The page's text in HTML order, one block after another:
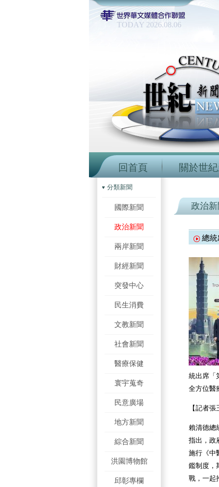
TODAY 2026.08.06
回首頁 關於世
分類新聞
國際新聞
政治新聞
兩岸新聞
財經新聞
突發中心
民生消費
文教新聞
社會新聞
醫療保健
寰宇蒐奇
民意廣場
地方新聞
綜合新聞
洪園博物館
邱彰專欄
政治
總
統出席「
全方位醫
【記者
賴清德總
指出，政
施行《中
鑑制度，
戰，一起